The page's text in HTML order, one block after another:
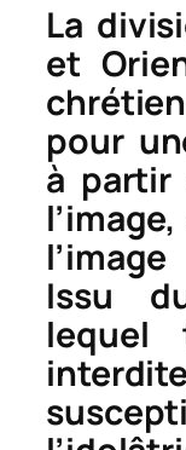
La
et
pour
à partir
Issu
lequel